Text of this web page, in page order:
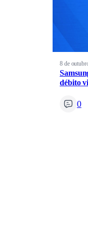
8 de
débito
0